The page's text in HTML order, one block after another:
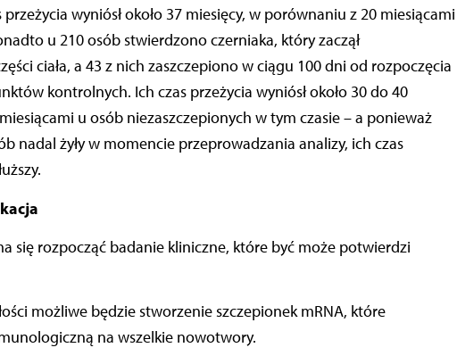
wyniósł około 37 miesięcy, w porównaniu z 20 miesiącami
u 210 osób stwierdzono czerniaka, który zaczął
ciała, a 43 z nich zaszczepiono w ciągu 100 dni od rozpoczęcia
kontrolnych. Ich czas przeżycia wyniósł około 30 do 40
u osób niezaszczepionych w tym czasie – a ponieważ
nadal żyły w momencie przeprowadzania analizy, ich czas
się rozpocząć badanie kliniczne, które być może potwierdzi
możliwe będzie stworzenie szczepionek mRNA, które
na wszelkie nowotwory.